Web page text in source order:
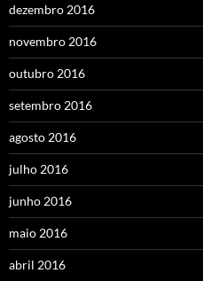
dezembro 2016
novembro 2016
outubro 2016
setembro 2016
agosto 2016
julho 2016
junho 2016
maio 2016
abril 2016